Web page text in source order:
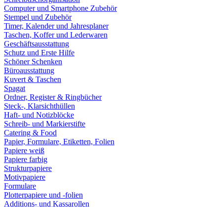
Computer und Smartphone Zubehör
Stempel und Zubehör
Timer, Kalender und Jahresplaner
Taschen, Koffer und Lederwaren
Geschäftsausstattung
Schutz und Erste Hilfe
Schöner Schenken
Büroausstattung
Kuvert & Taschen
Spagat
Ordner, Register & Ringbücher
Steck-, Klarsichthüllen
Haft- und Notizblöcke
Schreib- und Markierstifte
Catering & Food
Papier, Formulare, Etiketten, Folien
Papiere weiß
Papiere farbig
Strukturpapiere
Motivpapiere
Formulare
Plotterpapiere und -folien
Additions- und Kassarollen